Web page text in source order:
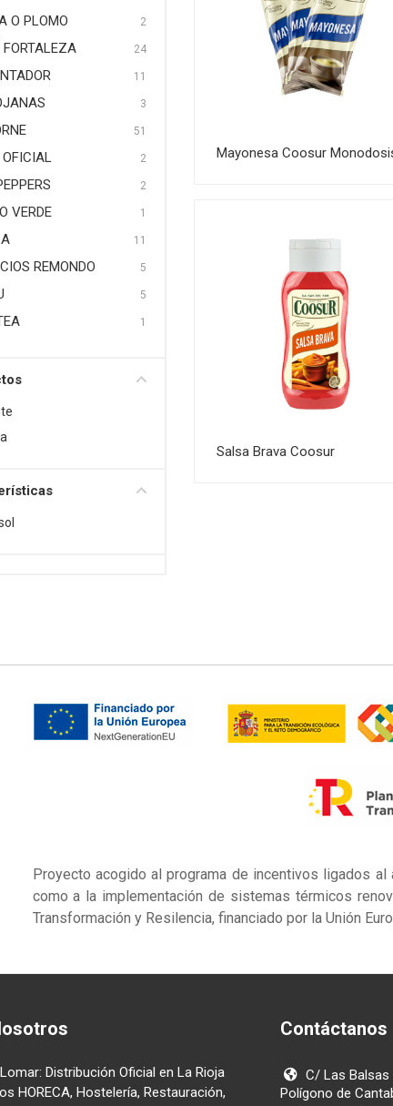
O PLOMO 2
FORTALEZA 24
11
3
51
OFICIAL 2
2
VERDE 1
11
REMONDO 5
5
1
Mayonesa Coosur
Salsa Brava Coosur
Proyecto acogido al programa de incentivos ligados
como a la implementación de sistemas térmicos
Transformación y Resilencia, financiado por la Unión
Distribución Oficial en La Rioja
HORECA, Hostelería, Restauración,
Contáctanos
C/ Las Balsas
Polígono de